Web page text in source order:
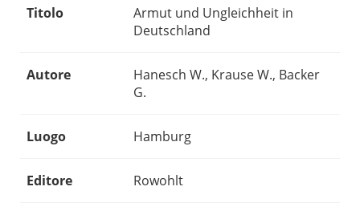
Titolo
Armut und Ungleichheit in
Deutschland
Autore
Hanesch W., Krause W., Backer
G.
Luogo Hamburg
Editore Rowohlt